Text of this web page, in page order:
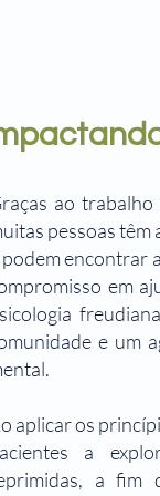
ao
pessoas têm
encontrar
em
e um
aplicar os
a
a fim